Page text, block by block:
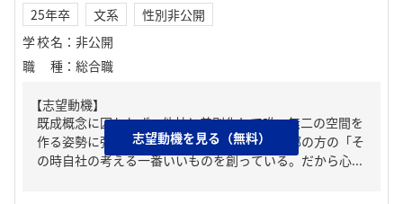
25年卒 文系
性別非公開
学校名 ： 非公開
職種 ： 総合職
【志望動機】
既成概念に囚われず、他社と差別化して唯一無二の空間を
作る姿勢に強く惹かれたからだ。ビル事業本部の方の「そ
の時自社の考える一番いいものを創っている。だから心...
志望動機を見る（無料）